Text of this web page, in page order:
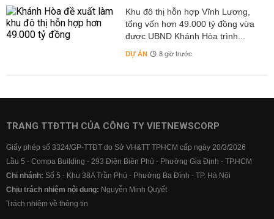
Khu đô thị hỗn hợp Vĩnh Lương,
tổng vốn hơn 49.000 tỷ đồng vừa
được UBND Khánh Hòa trình...
DỰ ÁN 8 giờ trước
TRANG TTĐTTH CỦA CÔNG TY VIETNEWSCORP
Giấy phép số 3324/GP-TTĐT do Sở VH&TT TPHCM cấp ngày 20/3/2026
Lầu 5 - Compa Building - 293 Điện Biên Phủ - Phường Gia Định - TP.HCM
Chi nhánh: Số 5 - Khu 38A Trần Phú - Phường Ba Đình - TP. Hà Nội
Chịu trách nhiệm nội dung: Nguyễn Minh Quyết
Trách nhiệm về thông tin